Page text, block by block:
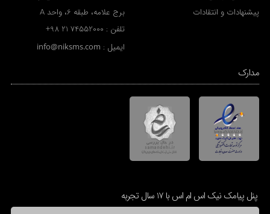
پیشنهادات و انتقادات
برج علامه، طبقه 6، واحد A
تلفن : +98 21 74552000
ایمیل : info@niksms.com
مدارک
پنل پیامک نیک اس ام اس با 17 سال تجربه